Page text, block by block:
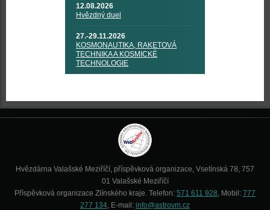
12.08.2026
Hvězdný duel
27.-29.11.2026
KOSMONAUTIKA, RAKETOVÁ
TECHNIKA A KOSMICKÉ
TECHNOLOGIE
Hvězdárna Valašské Meziříčí, příspěvková organizace, Vsetínská 78, 757
01 Valašské Meziříčí
Příspěvková organizace Zlínského kraje. Telefon: 571 611 928, Mobil: 777
277 134, E-mail: info@astrovm.cz